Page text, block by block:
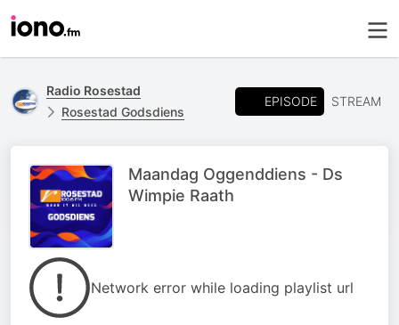
Radio Rosestad
Rosestad Godsdiens
EPISODE STREAM
Maandag Oggenddiens - Ds
Wimpie Raath
Network error while loading playlist url